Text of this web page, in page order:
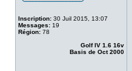
Inscription: 30 Juil 2015, 13:07
Messages: 19
Région: 78
Golf IV 1.6 16v
Basis de Oct 2000